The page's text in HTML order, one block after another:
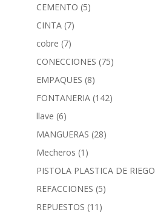
CEMENTO (5)
CINTA (7)
cobre (7)
CONECCIONES (75)
EMPAQUES (8)
FONTANERIA (142)
llave (6)
MANGUERAS (28)
Mecheros (1)
PISTOLA PLASTICA DE RIEGO
REFACCIONES (5)
REPUESTOS (11)